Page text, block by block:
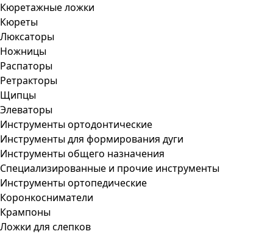
Кюретажные ложки
Кюреты
Люксаторы
Ножницы
Распаторы
Ретракторы
Щипцы
Элеваторы
Инструменты ортодонтические
Инструменты для формирования дуги
Инструменты общего назначения
Специализированные и прочие инструменты
Инструменты ортопедические
Коронкосниматели
Крампоны
Ложки для слепков